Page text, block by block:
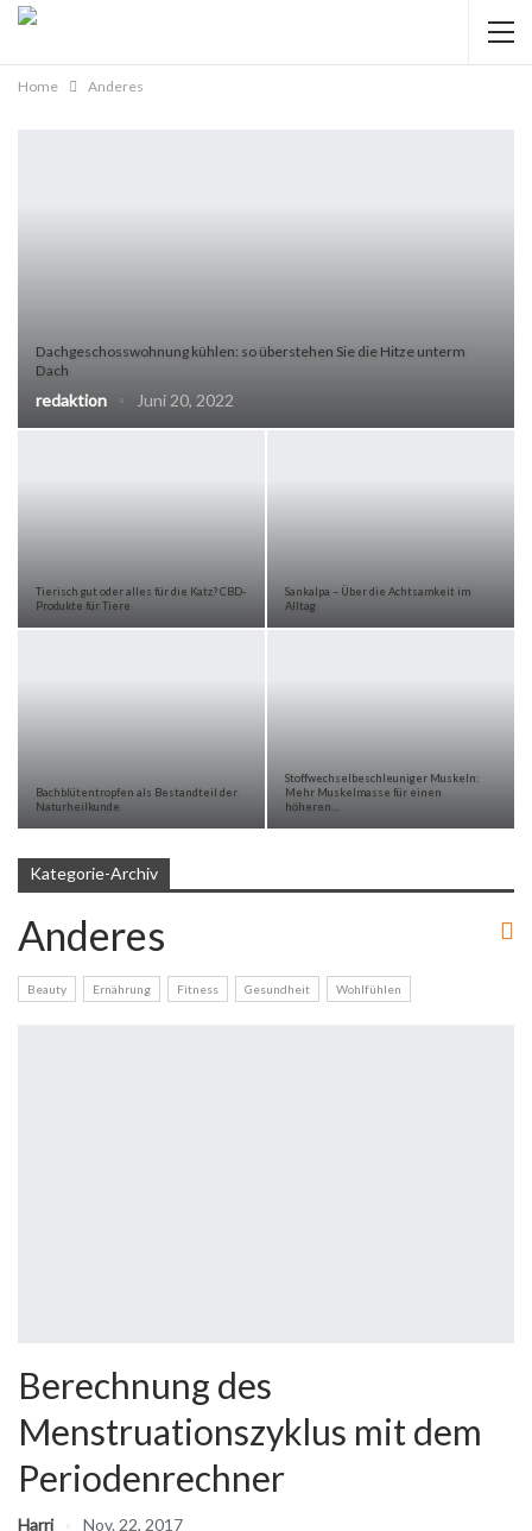
Home Anderes
Dachgeschosswohnung kühlen: so überstehen Sie die Hitze unterm
Dach
redaktion Juni 20, 2022
Tierisch gut oder alles für die Katz? CBD-
Produkte für Tiere
Sankalpa – Über die Achtsamkeit im
Alltag
Bachblütentropfen als Bestandteil der
Naturheilkunde
Stoffwechselbeschleuniger Muskeln:
Mehr Muskelmasse für einen
höheren…
Kategorie-Archiv
Anderes
Beauty Ernährung Fitness Gesundheit Wohlfühlen
Berechnung des
Menstruationszyklus mit dem
Periodenrechner
Harri
Nov. 22, 2017